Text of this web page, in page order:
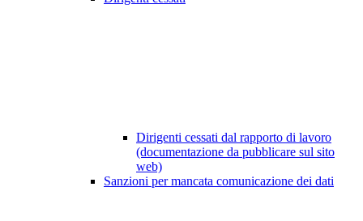
Dirigenti cessati dal rapporto di lavoro
(documentazione da pubblicare sul sito
web)
Sanzioni per mancata comunicazione dei dati